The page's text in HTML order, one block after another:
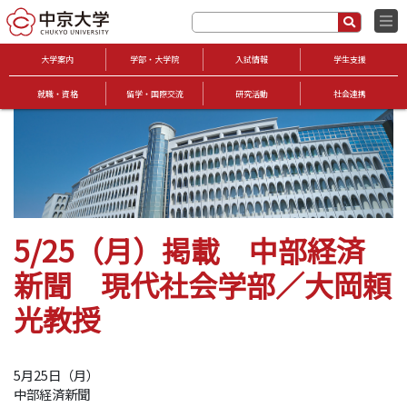
大学案内 学部・大学院 入試情報 学生支援
就職・資格 留学・国際交流 研究活動 社会連携
5/25（月）掲載 中部経済
新聞 現代社会学部／大岡頼
光教授
5月25日（月）
中部経済新聞